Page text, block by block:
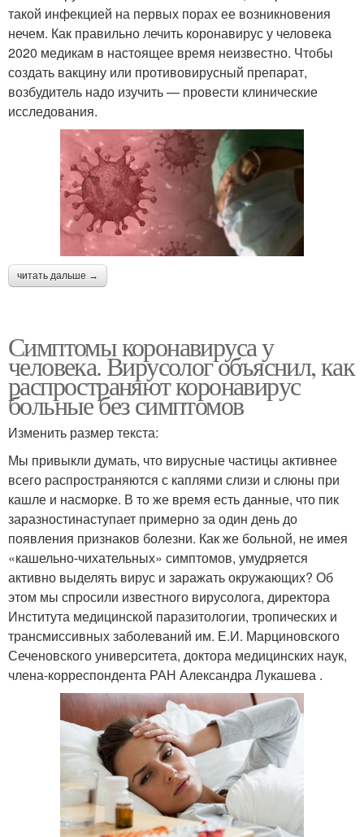
такой инфекцией на первых порах ее возникновения
нечем. Как правильно лечить коронавирус у человека
2020 медикам в настоящее время неизвестно. Чтобы
создать вакцину или противовирусный препарат,
возбудитель надо изучить — провести клинические
исследования.
читать дальше →
Симптомы коронавируса у
человека. Вирусолог объяснил, как
распространяют коронавирус
больные без симптомов
Изменить размер текста:
Мы привыкли думать, что вирусные частицы активнее
всего распространяются с каплями слизи и слюны при
кашле и насморке. В то же время есть данные, что пик
заразностинаступает примерно за один день до
появления признаков болезни. Как же больной, не имея
«кашельно-чихательных» симптомов, умудряется
активно выделять вирус и заражать окружающих? Об
этом мы спросили известного вирусолога, директора
Института медицинской паразитологии, тропических и
трансмиссивных заболеваний им. Е.И. Марциновского
Сеченовского университета, доктора медицинских наук,
члена-корреспондента РАН Александра Лукашева .